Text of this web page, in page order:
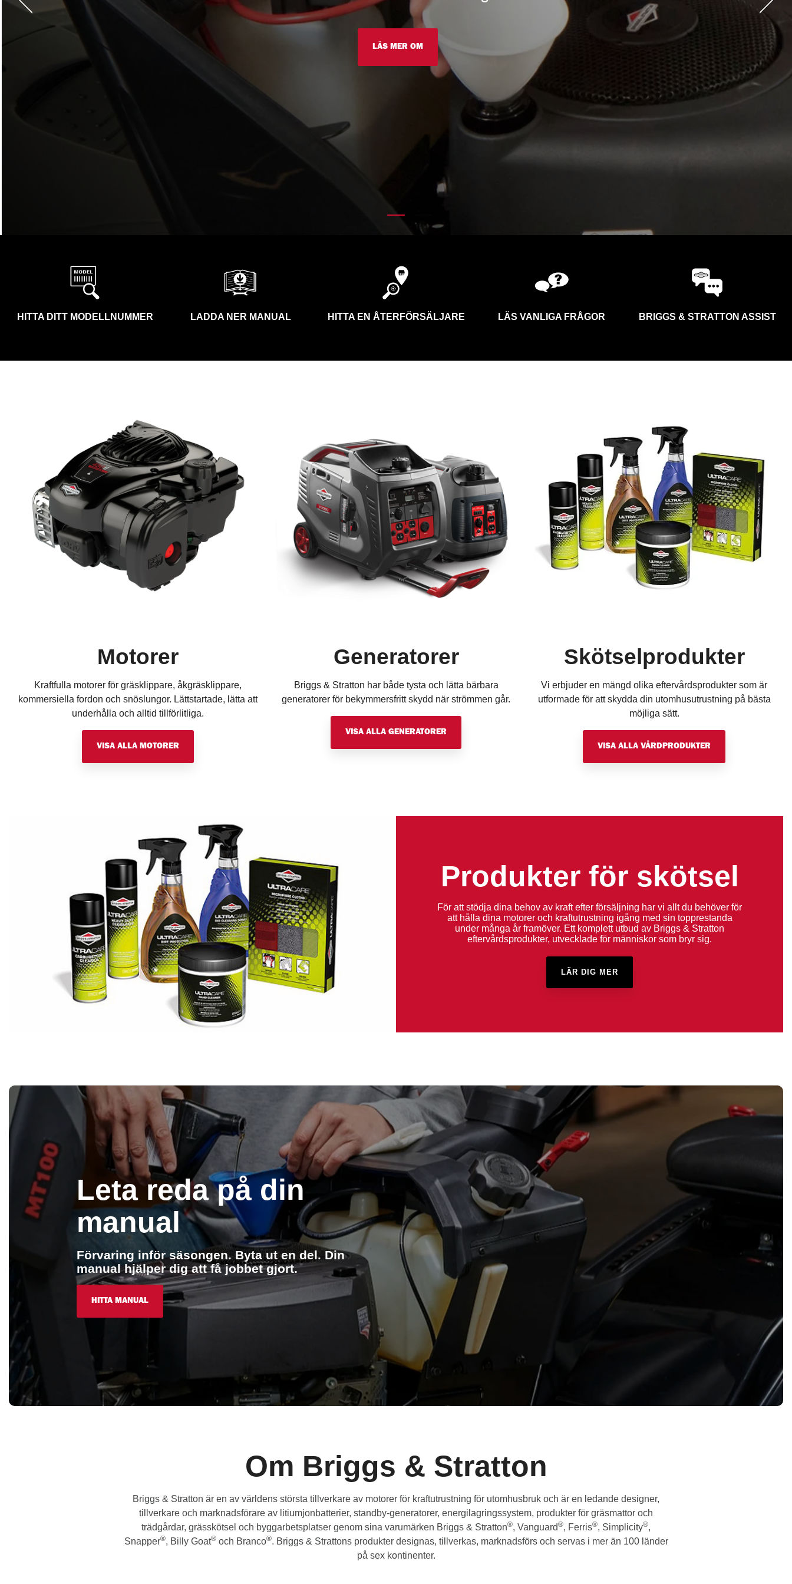
LÄS MER OM
HITTA DITT MODELLNUMMER LADDA NER MANUAL HITTA EN ÅTERFÖRSÄLJARE LÄS VANLIGA FRÅGOR BRIGGS & STRATTON ASSIST
Motorer
Kraftfulla motorer för gräsklippare, åkgräsklippare,
kommersiella fordon och snöslungor. Lättstartade, lätta att
underhålla och alltid tillförlitliga.
VISA ALLA MOTORER
Generatorer
Briggs & Stratton har både tysta och lätta bärbara
generatorer för bekymmersfritt skydd när strömmen går.
VISA ALLA GENERATORER
Skötselprodukter
Vi erbjuder en mängd olika eftervårdsprodukter som är
utformade för att skydda din utomhusutrustning på bästa
möjliga sätt.
VISA ALLA VÅRDPRODUKTER
Produkter för skötsel
För att stödja dina behov av kraft efter försäljning har vi allt du behöver för
att hålla dina motorer och kraftutrustning igång med sin topprestanda
under många år framöver. Ett komplett utbud av Briggs & Stratton
eftervårdsprodukter, utvecklade för människor som bryr sig.
LÄR DIG MER
Leta reda på din
manual
Förvaring inför säsongen. Byta ut en del. Din
manual hjälper dig att få jobbet gjort.
HITTA MANUAL
Om Briggs & Stratton
Briggs & Stratton är en av världens största tillverkare av motorer för kraftutrustning för utomhusbruk och är en ledande designer,
tillverkare och marknadsförare av litiumjonbatterier, standby-generatorer, energilagringssystem, produkter för gräsmattor och
trädgårdar, grässkötsel och byggarbetsplatser genom sina varumärken Briggs & Stratton®, Vanguard®, Ferris®, Simplicity®,
Snapper®, Billy Goat®och Branco®. Briggs & Strattons produkter designas, tillverkas, marknadsförs och servas i mer än 100 länder
på sex kontinenter.